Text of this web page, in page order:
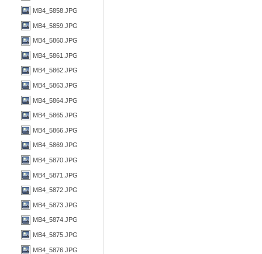
MB4_5858.JPG
MB4_5859.JPG
MB4_5860.JPG
MB4_5861.JPG
MB4_5862.JPG
MB4_5863.JPG
MB4_5864.JPG
MB4_5865.JPG
MB4_5866.JPG
MB4_5869.JPG
MB4_5870.JPG
MB4_5871.JPG
MB4_5872.JPG
MB4_5873.JPG
MB4_5874.JPG
MB4_5875.JPG
MB4_5876.JPG